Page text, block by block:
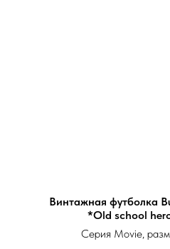
Винтажная футболка
*Old school
Серия Movie,